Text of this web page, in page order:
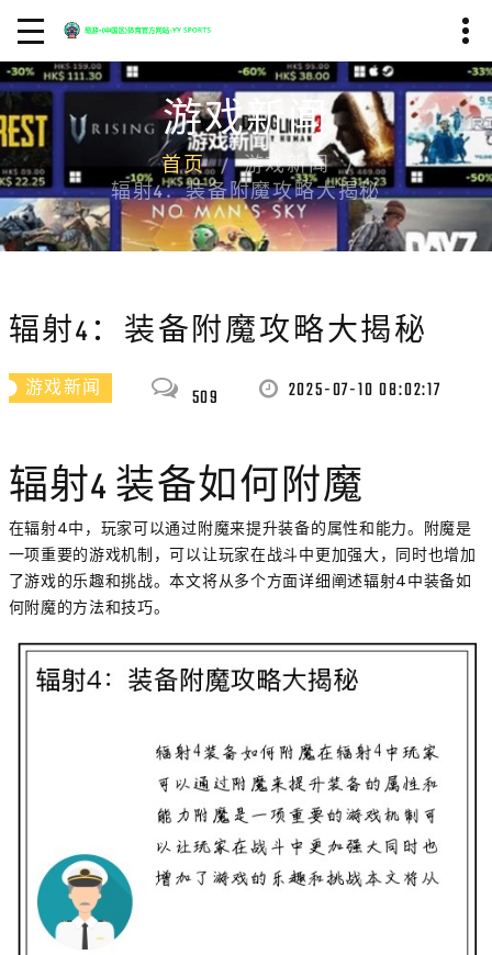
游戏新闻
首页
游戏新闻
辐射4：装备附魔攻略大揭秘
辐射4：装备附魔攻略大揭秘
游戏新闻 509 2025-07-10 08:02:17
辐射4 装备如何附魔
在辐射4中，玩家可以通过附魔来提升装备的属性和能力。附魔是
一项重要的游戏机制，可以让玩家在战斗中更加强大，同时也增加
了游戏的乐趣和挑战。本文将从多个方面详细阐述辐射4中装备如
何附魔的方法和技巧。